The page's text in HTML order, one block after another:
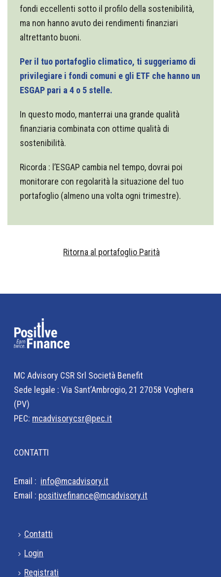
fondi eccellenti sotto il profilo della sostenibilità,
ma non hanno avuto dei rendimenti finanziari
altrettanto buoni.
Per il tuo portafoglio climatico, ti suggeriamo di
privilegiare i fondi comuni e gli ETF che hanno un
ESGAP pari a 4 o 5 stelle.
In questo modo, manterrai una grande qualità
finanziaria combinata con ottime qualità di
sostenibilità.
Ricorda : l’ESGAP cambia nel tempo, dovrai poi
monitorare con regolarità la situazione del tuo
portafoglio (almeno una volta ogni trimestre).
Ritorna al portafoglio Parità
MC Advisory CSR Srl Società Benefit
Sede legale : Via Sant’Ambrogio, 21 27058 Voghera
(PV)
PEC: mcadvisorycsr@pec.it
CONTATTI
Email : info@mcadvisory.it
Email : positivefinance@mcadvisory.it
Contatti
Login
Registrati